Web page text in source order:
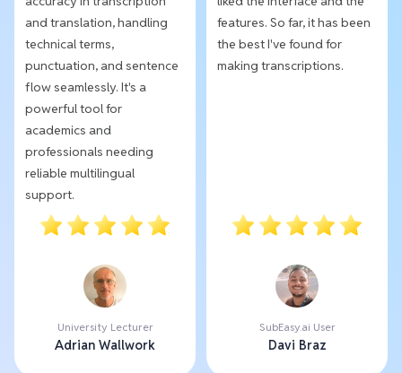
and translation, handling
technical terms,
punctuation, and sentence
flow seamlessly. It's a
powerful tool for
academics and
professionals needing
reliable multilingual
support.
University Lecturer
Adrian Wallwork
features. So far, it has been
the best I've found for
making transcriptions.
SubEasy.ai User
Davi Braz